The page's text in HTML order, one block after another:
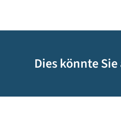
Dies könnte